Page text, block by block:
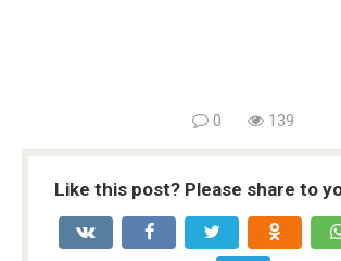
0 139
Like this post? Please share to